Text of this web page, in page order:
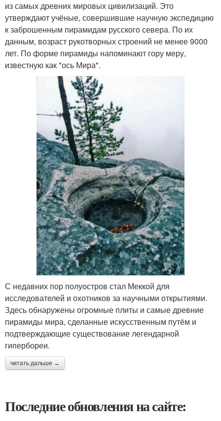
из самых древних мировых цивилизаций. Это
утверждают учёные, совершившие научную экспедицию
к заброшенным пирамидам русского севера. По их
данным, возраст рукотворных строений не менее 9000
лет. По форме пирамиды напоминают гору меру,
известную как "ось Мира".
С недавних пор полуостров стал Меккой для
исследователей и охотников за научными открытиями.
Здесь обнаружены огромные плиты и самые древние
пирамиды мира, сделанные искусственным путём и
подтверждающие существование легендарной
гипербореи.
читать дальше →
Последние обновления на сайте: